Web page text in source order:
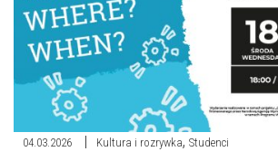
04.03.2026 Kultura i rozrywka, Studenci